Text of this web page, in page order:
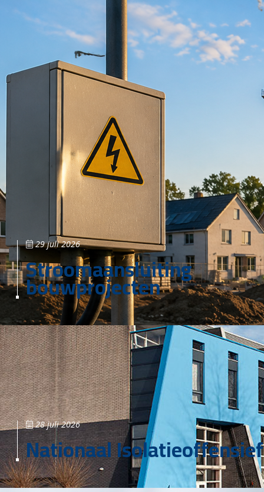
29 juli 2026
Stroomaansluiting
bouwprojecten
28 juli 2026
Nationaal Isolatieoffensief